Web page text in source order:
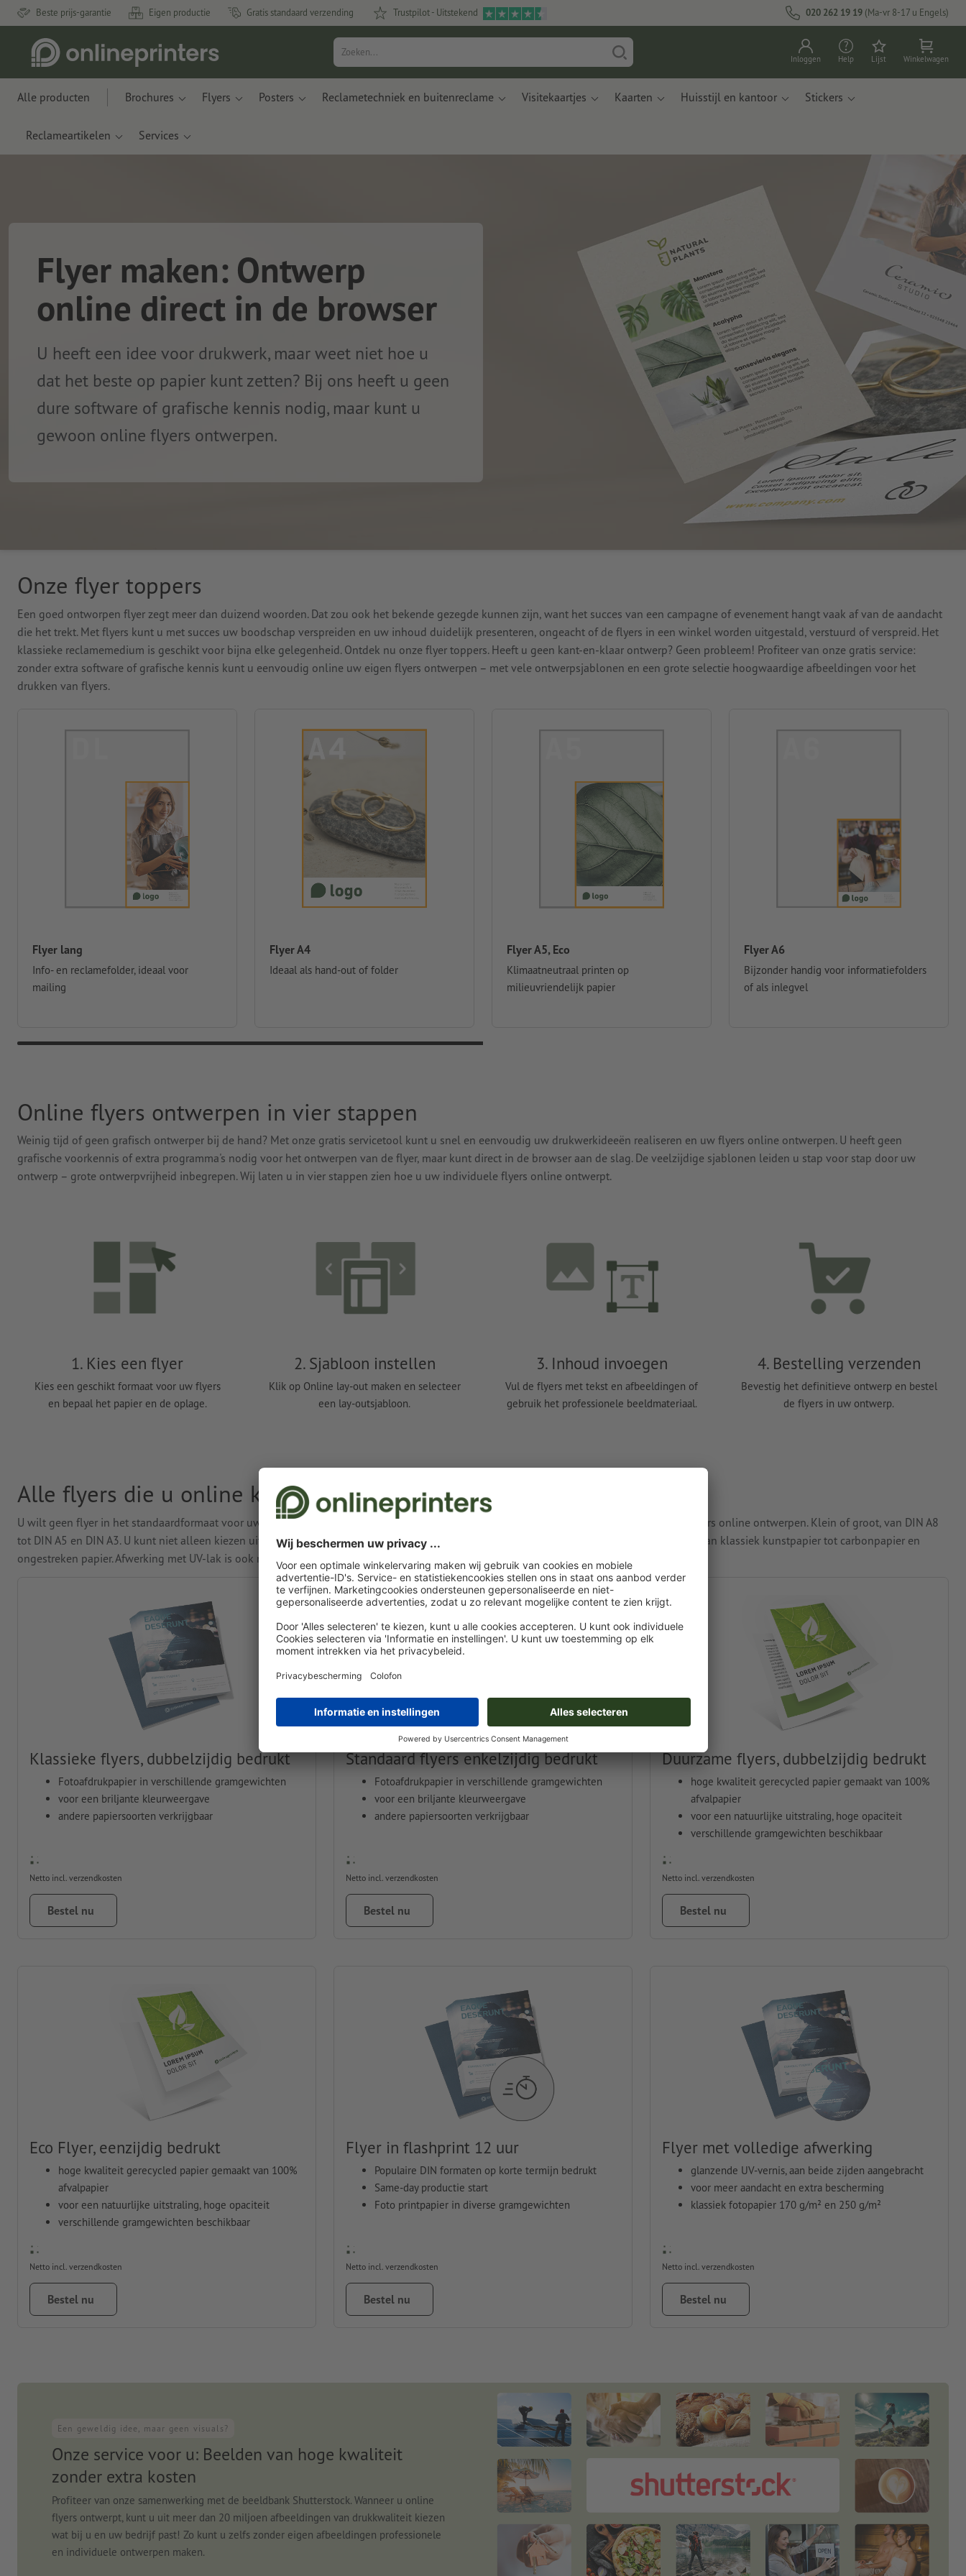
Beste prijs-garantie Eigen productie Gratis standaard verzending Trustpilot - Uitstekend 020 262 19 19 (Ma-vr 8-17 u Engels)
Inloggen Help Lijst Winkelwagen
Alle producten Brochures Flyers Posters Reclametechniek en buitenreclame Visitekaartjes Kaarten Huisstijl en kantoor Stickers
Reclameartikelen Services
Flyer maken: Ontwerp
online direct in de browser
U heeft een idee voor drukwerk, maar weet niet hoe u
dat het beste op papier kunt zetten? Bij ons heeft u geen
dure software of grafische kennis nodig, maar kunt u
gewoon online flyers ontwerpen.
Onze flyer toppers
Een goed ontworpen flyer zegt meer dan duizend woorden. Dat zou ook het bekende gezegde kunnen zijn, want het succes van een campagne of evenement hangt vaak af van de aandacht
die het trekt. Met flyers kunt u met succes uw boodschap verspreiden en uw inhoud duidelijk presenteren, ongeacht of de flyers in een winkel worden uitgestald, verstuurd of verspreid. Het
klassieke reclamemedium is geschikt voor bijna elke gelegenheid. Ontdek nu onze flyer toppers. Heeft u geen kant-en-klaar ontwerp? Geen probleem! Profiteer van onze gratis service:
zonder extra software of grafische kennis kunt u eenvoudig online uw eigen flyers ontwerpen – met vele ontwerpsjablonen en een grote selectie hoogwaardige afbeeldingen voor het
drukken van flyers.
Flyer lang
Info- en reclamefolder, ideaal voor
mailing
Flyer A4
Ideaal als hand-out of folder
Flyer A5, Eco
Klimaatneutraal printen op
milieuvriendelijk papier
Flyer A6
Bijzonder handig voor informatiefolders
of als inlegvel
Online flyers ontwerpen in vier stappen
Weinig tijd of geen grafisch ontwerper bij de hand? Met onze gratis servicetool kunt u snel en eenvoudig uw drukwerkideeën realiseren en uw flyers online ontwerpen. U heeft geen
grafische voorkennis of extra programma's nodig voor het ontwerpen van de flyer, maar kunt direct in de browser aan de slag. De veelzijdige sjablonen leiden u stap voor stap door uw
ontwerp – grote ontwerpvrijheid inbegrepen. Wij laten u in vier stappen zien hoe u uw individuele flyers online ontwerpt.
1. Kies een flyer
Kies een geschikt formaat voor uw flyers
en bepaal het papier en de oplage.
2. Sjabloon instellen
Klik op Online lay-out maken en selecteer
een lay-outsjabloon.
3. Inhoud invoegen
Vul de flyers met tekst en afbeeldingen of
gebruik het professionele beeldmateriaal.
4. Bestelling verzenden
Bevestig het definitieve ontwerp en bestel
de flyers in uw ontwerp.
Een geweldig idee, maar geen visuals?
Onze service voor u: Beelden van hoge kwaliteit
zonder extra kosten
Profiteer van onze samenwerking met de beeldbank Shutterstock. Wanneer u online
flyers ontwerpt, kunt u uit meer dan 20 miljoen afbeeldingen van drukkwaliteit kiezen
wat bij u en uw bedrijf past! Zo kunt u zelfs zonder eigen afbeeldingen professionele
en individuele ontwerpen maken.
Alle flyers die u online kunt ontwerpen
U wilt geen flyer in het standaardformaat voor uw nieuwe campagne? Geen probleem! Bij Onlineprinters kunt u de meest uiteenlopende flyers online ontwerpen. Klein of groot, van DIN A8
tot DIN A5 en DIN A3. U kunt niet alleen kiezen uit verschillende formaten voor uw flyerontwerp, maar ook uit verschillende papiersoorten: van klassiek kunstpapier tot carbonpapier en
ongestreken papier. Afwerking met UV-lak is ook mogelijk.
Klassieke flyers, dubbelzijdig bedrukt
Fotoafdrukpapier in verschillende gramgewichten
voor een briljante kleurweergave
andere papiersoorten verkrijgbaar
Netto incl. verzendkosten
Bestel nu
Standaard flyers enkelzijdig bedrukt
Fotoafdrukpapier in verschillende gramgewichten
voor een briljante kleurweergave
andere papiersoorten verkrijgbaar
Netto incl. verzendkosten
Bestel nu
Duurzame flyers, dubbelzijdig bedrukt
hoge kwaliteit gerecycled papier gemaakt van 100%
afvalpapier
voor een natuurlijke uitstraling, hoge opaciteit
verschillende gramgewichten beschikbaar
Netto incl. verzendkosten
Bestel nu
Eco Flyer, eenzijdig bedrukt
hoge kwaliteit gerecycled papier gemaakt van 100%
afvalpapier
voor een natuurlijke uitstraling, hoge opaciteit
verschillende gramgewichten beschikbaar
Netto incl. verzendkosten
Bestel nu
Flyer in flashprint 12 uur
Populaire DIN formaten op korte termijn bedrukt
Same-day productie start
Foto printpapier in diverse gramgewichten
Netto incl. verzendkosten
Bestel nu
Flyer met volledige afwerking
glanzende UV-vernis, aan beide zijden aangebracht
voor meer aandacht en extra bescherming
klassiek fotopapier 170 g/m² en 250 g/m²
Netto incl. verzendkosten
Bestel nu